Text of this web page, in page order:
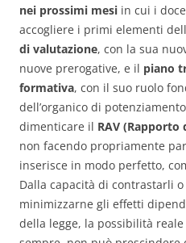
nei prossimi mesi in cui i
accogliere i primi elementi
di valutazione, con la sua
nuove prerogative, e il piano
formativa, con il suo ruolo
dell’organico di
dimenticare il RAV
non facendo propriamente
inserisce in modo perfetto,
Dalla capacità di contrastarli
minimizzarne gli effetti
della legge, la possibilità